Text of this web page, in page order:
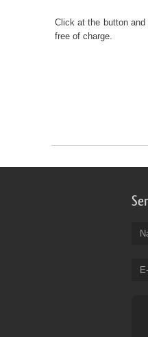
Click at the button
free of charge.